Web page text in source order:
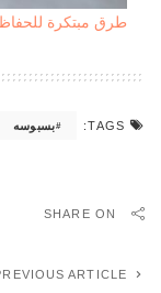
طرق مبتكرة
TAGS: بسبوسه
SHARE ON
ARTICLE